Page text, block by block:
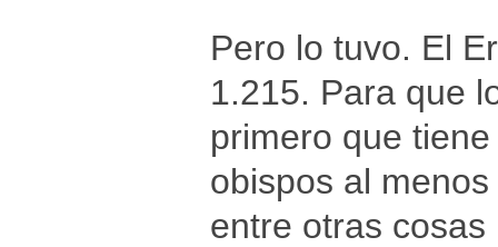
Pero lo tuvo. El
1.215. Para que
primero que
obispos al
entre otras